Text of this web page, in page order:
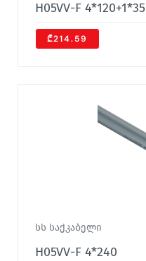
H05VV-F 4*120+1*35
₾214.59
სს საქკაბელი
H05VV-F 4*240